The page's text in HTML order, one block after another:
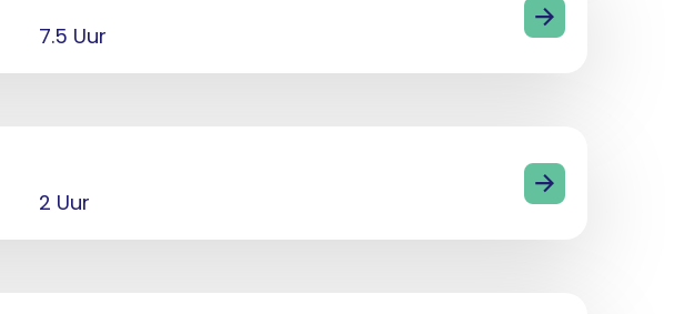
7.5 Uur
2 Uur